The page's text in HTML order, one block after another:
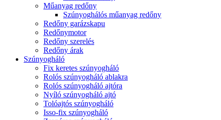
Műanyag redőny
Szúnyoghálós műanyag redőny
Redőny garázskapu
Redőnymotor
Redőny szerelés
Redőny árak
Szúnyogháló
Fix keretes szúnyogháló
Rolós szúnyogháló ablakra
Rolós szúnyogháló ajtóra
Nyíló szúnyogháló ajtó
Tolóajtós szúnyogháló
Isso-fix szúnyogháló